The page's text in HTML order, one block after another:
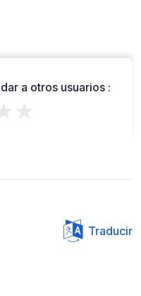
a otros usuarios :
Traducir